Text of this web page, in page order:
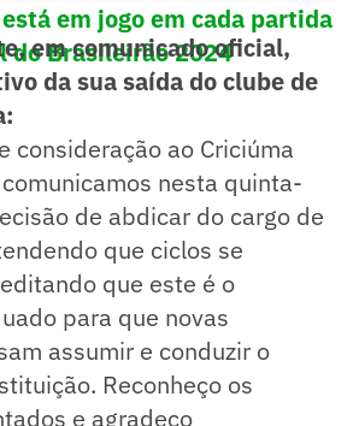
em jogo em cada partida
do Brasileirão 2024
em comunicado oficial,
da sua saída do clube de
consideração ao Criciúma
nesta quinta-
de abdicar do cargo de
que ciclos se
que este é o
para que novas
assumir e conduzir o
Reconheço os
e agradeço